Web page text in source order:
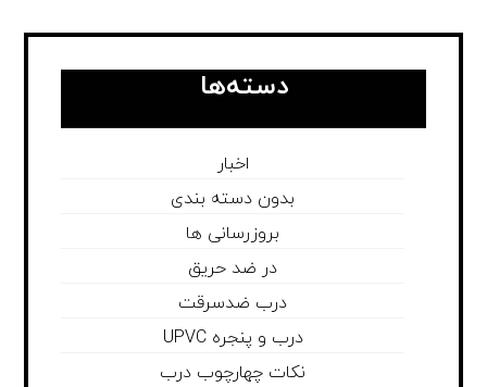
دسته‌ها
اخبار
بدون دسته بندی
بروزرسانی ها
در ضد حریق
درب ضدسرقت
درب و پنجره UPVC
نکات چهارچوب درب